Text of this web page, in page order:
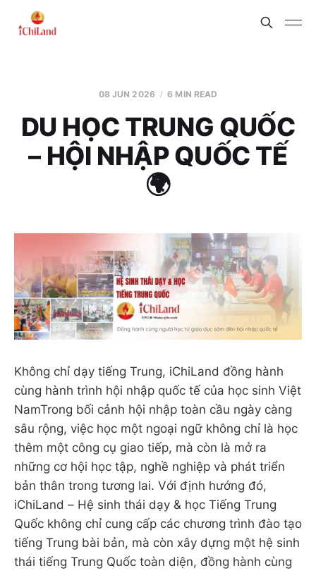
08 JUN 2026 6 MIN READ
DU HỌC TRUNG QUỐC
– HỘI NHẬP QUỐC TẾ
🌍
Không chỉ dạy tiếng Trung, iChiLand đồng hành
cùng hành trình hội nhập quốc tế của học sinh Việt
NamTrong bối cảnh hội nhập toàn cầu ngày càng
sâu rộng, việc học một ngoại ngữ không chỉ là học
thêm một công cụ giao tiếp, mà còn là mở ra
những cơ hội học tập, nghề nghiệp và phát triển
bản thân trong tương lai. Với định hướng đó,
iChiLand – Hệ sinh thái dạy & học Tiếng Trung
Quốc không chỉ cung cấp các chương trình đào tạo
tiếng Trung bài bản, mà còn xây dựng một hệ sinh
thái tiếng Trung Quốc toàn diện, đồng hành cùng